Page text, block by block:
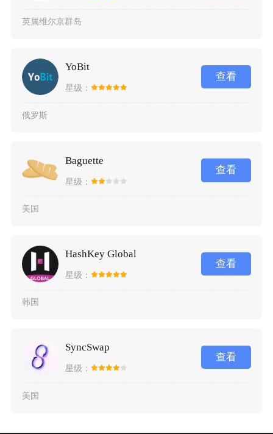
英属维尔京群岛
YoBit
星级：
查看
俄罗斯
Baguette
星级：
查看
美国
HashKey Global
星级：
查看
韩国
SyncSwap
星级：
查看
美国